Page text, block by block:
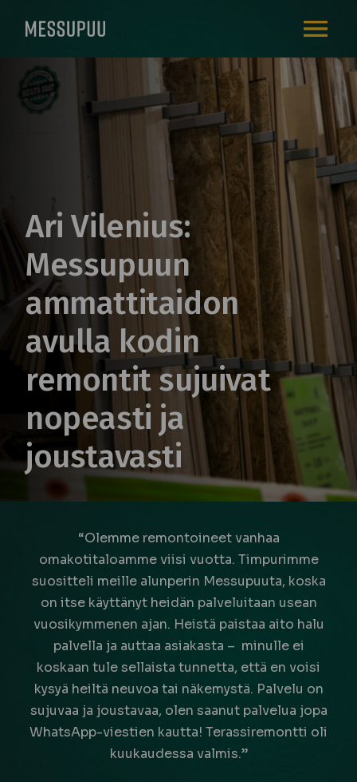
Ari Vilenius:
Messupuun
ammattitaidon
avulla kodin
remontit sujuivat
nopeasti ja
joustavasti
“Olemme remontoineet vanhaa
omakotitaloamme viisi vuotta. Timpurimme
suositteli meille alunperin Messupuuta, koska
on itse käyttänyt heidän palveluitaan usean
vuosikymmenen ajan. Heistä paistaa aito halu
palvella ja auttaa asiakasta – minulle ei
koskaan tule sellaista tunnetta, että en voisi
kysyä heiltä neuvoa tai näkemystä. Palvelu on
sujuvaa ja joustavaa, olen saanut palvelua jopa
WhatsApp-viestien kautta! Terassiremontti oli
kuukaudessa valmis.”